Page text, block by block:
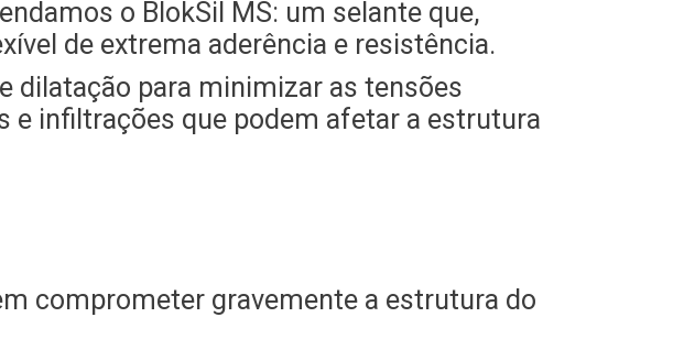
o BlokSil MS: um selante que,
de extrema aderência e resistência.
dilatação para minimizar as tensões
infiltrações que podem afetar a estrutura
comprometer gravemente a estrutura do